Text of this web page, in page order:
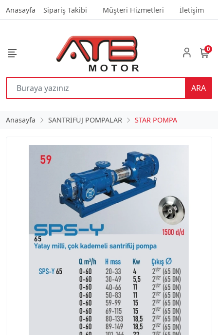
Anasayfa Sipariş Takibi Müşteri Hizmetleri İletişim
ARA
0
Anasayfa SANTRİFÜJ POMPALAR STAR POMPA